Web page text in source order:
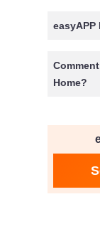
easyAPP
Home?